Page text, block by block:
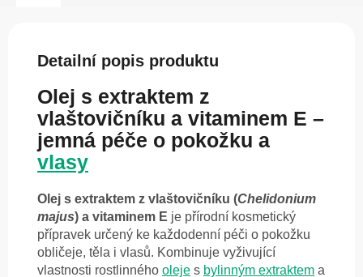
Detailní popis produktu
Olej s extraktem z
vlaštovičníku a vitaminem E –
jemná péče o pokožku a
vlasy
Olej s extraktem z vlaštovičníku (Chelidonium
majus) a vitaminem E je přírodní kosmetický
přípravek určený ke každodenní péči o pokožku
obličeje, těla i vlasů. Kombinuje vyživující
vlastnosti rostlinného oleje s bylinným extraktem a